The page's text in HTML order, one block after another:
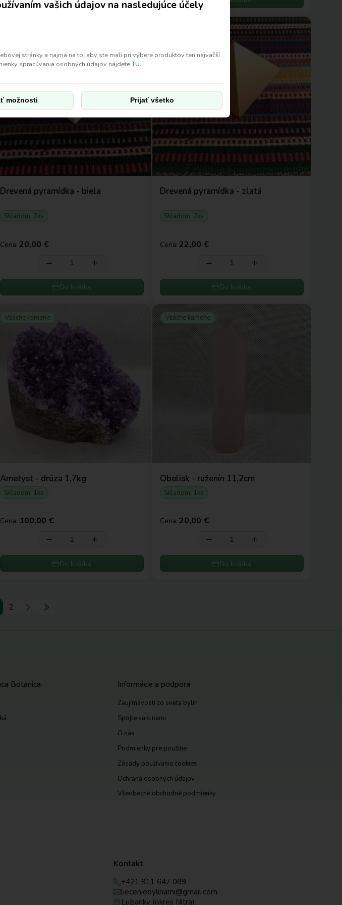
Drevená pyramídka - biela
Skladom: 7ks
Cena: 20,00 €
‒ +
Do košíka
Drevená pyramídka - zlatá
Skladom: 2ks
Cena: 22,00 €
‒ +
Do košíka
Vzácne kamene
Ametyst - drúza 1,7kg
Skladom: 1ks
Cena: 100,00 €
‒ +
Do košíka
Vzácne kamene
Obelisk - ruženín 11,2cm
Skladom: 1ks
Cena: 20,00 €
‒ +
Do košíka
2
Botanica Informácie a podpora
Zaujímavosti zo sveta bylín
Spojte sa s nami
O nás
Podmienky pre použitie
Zásady používania cookies
Ochrana osobných údajov
Všeobecné obchodné podmienky
Kontakt
+421 911 647 089
lieceniebylinami@gmail.com
Lužianky (okres Nitra)
vašich údajov na nasledujúce účely
stránky a najmä na to, aby ste mali pri výbere produktov ten najväčší
spracúvania osobných údajov nájdeteTU.
možnosti Prijať všetko